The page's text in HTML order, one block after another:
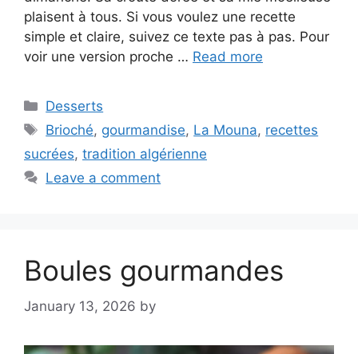
plaisent à tous. Si vous voulez une recette
simple et claire, suivez ce texte pas à pas. Pour
voir une version proche … Read more
Categories
Desserts
Tags
Brioché, gourmandise, La Mouna, recettes
sucrées, tradition algérienne
Leave a comment
Boules gourmandes
January 13, 2026 by